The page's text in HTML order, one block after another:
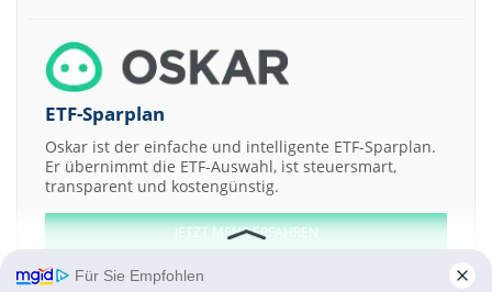
ETF-Sparplan
Oskar ist der einfache und intelligente ETF-Sparplan.
Er übernimmt die ETF-Auswahl, ist steuersmart,
transparent und kostengünstig.
JETZT MEHR ERFAHREN
Für Sie Empfohlen